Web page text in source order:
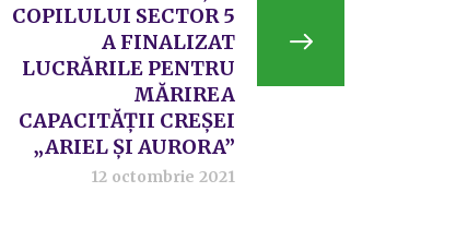
COPILULUI SECTOR 5
A FINALIZAT
LUCRĂRILE PENTRU
MĂRIREA
CAPACITĂȚII CREȘEI
„ARIEL ȘI AURORA”
12 octombrie 2021